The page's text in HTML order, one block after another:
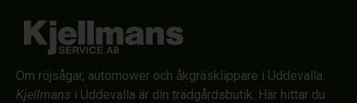
Om röjsågar, automower och åkgräsklippare i Uddevalla.
Kjellmans i Uddevalla är din trädgårdsbutik. Här hittar du